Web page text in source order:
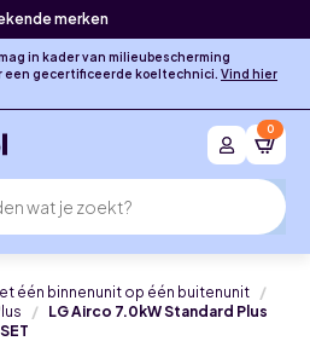
merken
in kader van milieubescherming
gecertificeerde koeltechnici. Vind hier
0
één binnenunit op één buitenunit
LG Airco 7.0kW Standard Plus